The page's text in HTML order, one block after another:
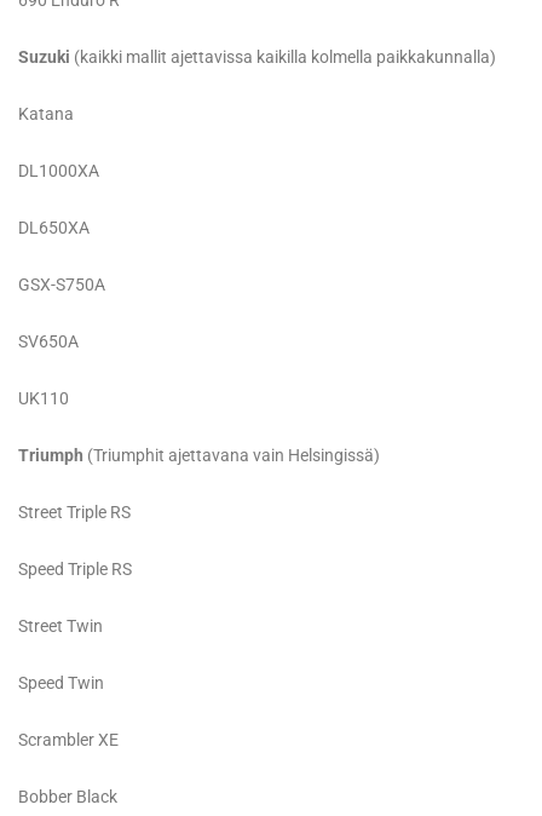
Suzuki (kaikki mallit ajettavissa kaikilla kolmella paikkakunnalla)
Katana
DL1000XA
DL650XA
GSX-S750A
SV650A
UK110
Triumph (Triumphit ajettavana vain Helsingissä)
Street Triple RS
Speed Triple RS
Street Twin
Speed Twin
Scrambler XE
Bobber Black